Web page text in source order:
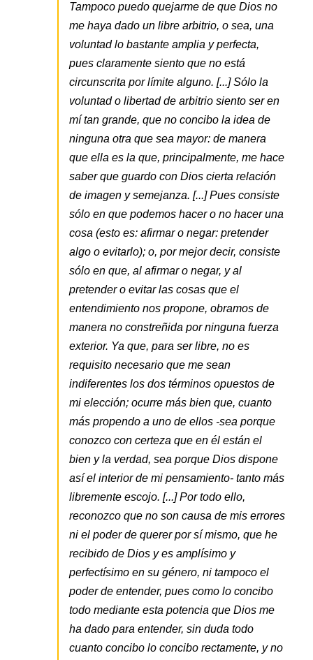
Tampoco puedo quejarme de que Dios no
me haya dado un libre arbitrio, o sea, una
voluntad lo bastante amplia y perfecta,
pues claramente siento que no está
circunscrita por límite alguno. [...] Sólo la
voluntad o libertad de arbitrio siento ser en
mí tan grande, que no concibo la idea de
ninguna otra que sea mayor: de manera
que ella es la que, principalmente, me hace
saber que guardo con Dios cierta relación
de imagen y semejanza. [...] Pues consiste
sólo en que podemos hacer o no hacer una
cosa (esto es: afirmar o negar: pretender
algo o evitarlo); o, por mejor decir, consiste
sólo en que, al afirmar o negar, y al
pretender o evitar las cosas que el
entendimiento nos propone, obramos de
manera no constreñida por ninguna fuerza
exterior. Ya que, para ser libre, no es
requisito necesario que me sean
indiferentes los dos términos opuestos de
mi elección; ocurre más bien que, cuanto
más propendo a uno de ellos -sea porque
conozco con certeza que en él están el
bien y la verdad, sea porque Dios dispone
así el interior de mi pensamiento- tanto más
libremente escojo. [...] Por todo ello,
reconozco que no son causa de mis errores
ni el poder de querer por sí mismo, que he
recibido de Dios y es amplísimo y
perfectísimo en su género, ni tampoco el
poder de entender, pues como lo concibo
todo mediante esta potencia que Dios me
ha dado para entender, sin duda todo
cuanto concibo lo concibo rectamente, y no